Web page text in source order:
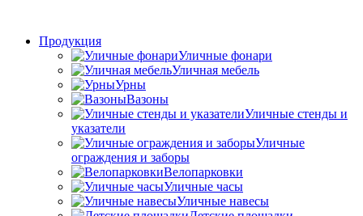
Продукция
Уличные фонари
Уличная мебель
Урны
Вазоны
Уличные стенды и
указатели
Уличные
ограждения и заборы
Велопарковки
Уличные часы
Уличные навесы